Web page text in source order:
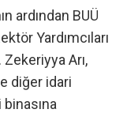
ardından BUÜ
Yardımcıları
Zekeriyya Arı,
diğer idari